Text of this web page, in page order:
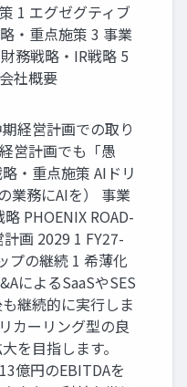
1 エグゼグティブ
・重点施策 3 事業
務戦略・IR戦略 5
社概要
経営計画での取り
営計画でも「愚
・重点施策 AIドリ
業務にAIを） 事業
PHOENIX ROAD-
画 2029 1 FY27-
プの継続 1 希薄化
によるSaaSやSES
継続的に実行しま
カーリング型の良
を目指します。
億円のEBITDAを